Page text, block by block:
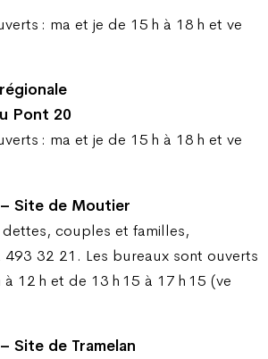
: ma et je de 15 h à 18 h et ve
Pont 20
: ma et je de 15 h à 18 h et ve
Site de Moutier
couples et familles,
32 21. Les bureaux sont ouverts
12 h et de 13 h 15 à 17 h 15 (ve
Site de Tramelan